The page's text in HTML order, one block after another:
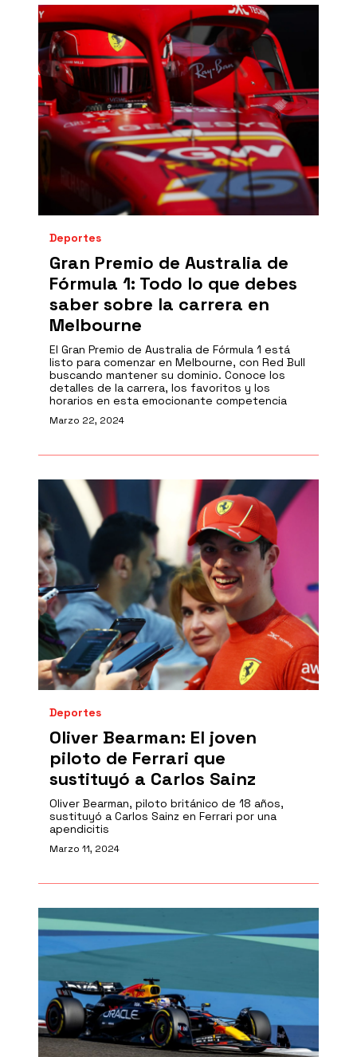
Deportes
Gran Premio de Australia de
Fórmula 1: Todo lo que debes
saber sobre la carrera en
Melbourne
El Gran Premio de Australia de Fórmula 1 está
listo para comenzar en Melbourne, con Red Bull
buscando mantener su dominio. Conoce los
detalles de la carrera, los favoritos y los
horarios en esta emocionante competencia
Marzo 22, 2024
Deportes
Oliver Bearman: El joven
piloto de Ferrari que
sustituyó a Carlos Sainz
Oliver Bearman, piloto británico de 18 años,
sustituyó a Carlos Sainz en Ferrari por una
apendicitis
Marzo 11, 2024